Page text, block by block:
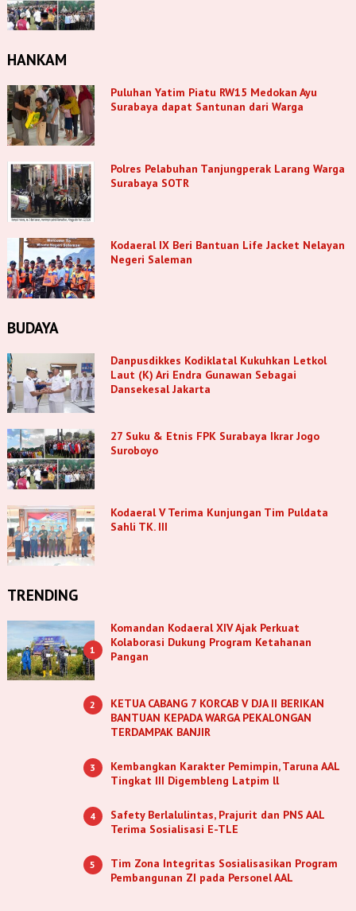
HANKAM
Puluhan Yatim Piatu RW15 Medokan Ayu
Surabaya dapat Santunan dari Warga
Polres Pelabuhan Tanjungperak Larang Warga
Surabaya SOTR
Kodaeral IX Beri Bantuan Life Jacket Nelayan
Negeri Saleman
BUDAYA
Danpusdikkes Kodiklatal Kukuhkan Letkol
Laut (K) Ari Endra Gunawan Sebagai
Dansekesal Jakarta
27 Suku & Etnis FPK Surabaya Ikrar Jogo
Suroboyo
Kodaeral V Terima Kunjungan Tim Puldata
Sahli TK. III
TRENDING
1
Komandan Kodaeral XIV Ajak Perkuat
Kolaborasi Dukung Program Ketahanan
Pangan
2
KETUA CABANG 7 KORCAB V DJA II BERIKAN
BANTUAN KEPADA WARGA PEKALONGAN
TERDAMPAK BANJIR
3
Kembangkan Karakter Pemimpin, Taruna AAL
Tingkat III Digembleng Latpim ll
4
Safety Berlalulintas, Prajurit dan PNS AAL
Terima Sosialisasi E-TLE
5
Tim Zona Integritas Sosialisasikan Program
Pembangunan ZI pada Personel AAL